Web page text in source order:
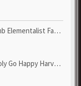
- Grab POE Curren...
with Looney Tun...